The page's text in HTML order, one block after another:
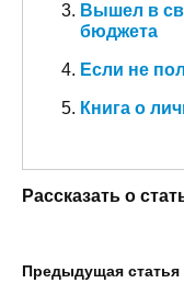
Вышел в
бюджета
Если не
Книга о
Рассказать о
Предыдущая статья